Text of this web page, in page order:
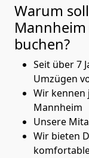
Warum
Mannheim
buchen?
Seit über 7
Umzügen
Wir kennen
Mannheim
Unsere
Wir bieten